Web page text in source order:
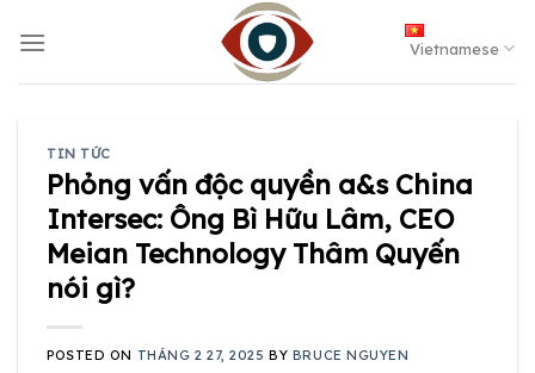
Vietnamese
TIN TỨC
Phỏng vấn độc quyền a&s China
Intersec: Ông Bì Hữu Lâm, CEO
Meian Technology Thâm Quyến
nói gì?
POSTED ON THÁNG 2 27, 2025 BY BRUCE NGUYEN